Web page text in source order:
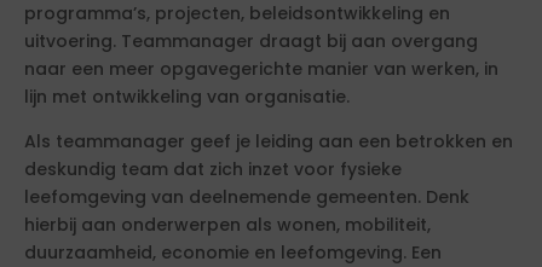
programma’s, projecten, beleidsontwikkeling en
uitvoering. Teammanager draagt bij aan overgang
naar een meer opgavegerichte manier van werken, in
lijn met ontwikkeling van organisatie.
Als teammanager geef je leiding aan een betrokken en
deskundig team dat zich inzet voor fysieke
leefomgeving van deelnemende gemeenten. Denk
hierbij aan onderwerpen als wonen, mobiliteit,
duurzaamheid, economie en leefomgeving. Een